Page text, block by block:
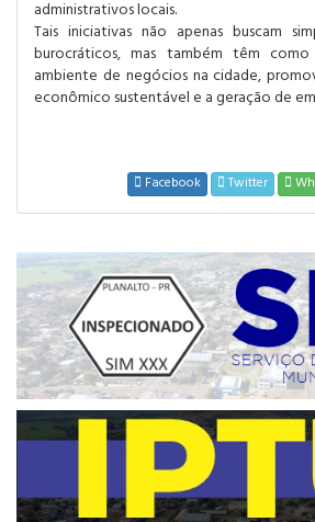
administrativos locais.
Tais iniciativas não apenas buscam
burocráticos, mas também têm
ambiente de negócios na cidade,
econômico sustentável e a geração de
Facebook Twitter